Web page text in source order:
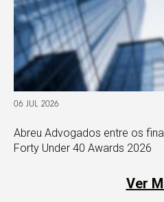
06 JUL 2026
Abreu Advogados entre os
Forty Under 40 Awards 2026
Ver